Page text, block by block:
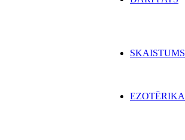
SKAISTUMS
EZOTĒRIKA